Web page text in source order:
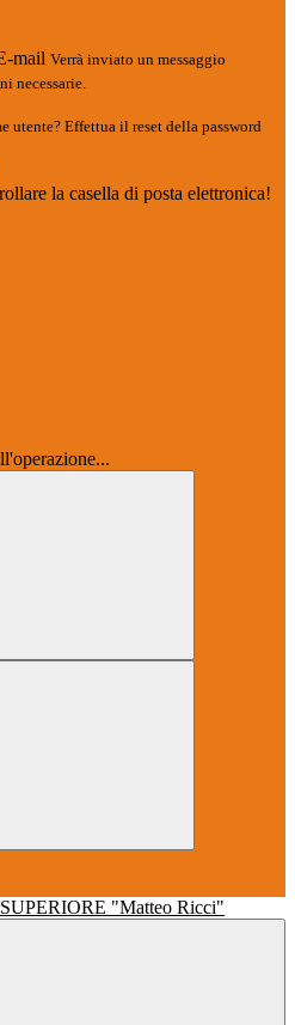
mail Verrà inviato un messaggio
necessarie.
utente? Effettua il reset della password
la casella di posta elettronica!